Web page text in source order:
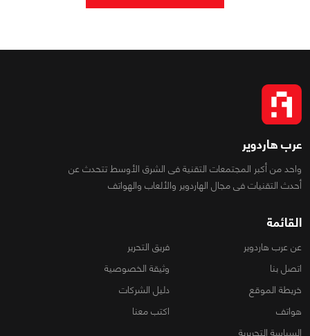
عرب هاردوير
واحد من أكبر المجتمعات التقنية فى الشرق الأوسط تتحدث عن
أحدث التقنيات فى مجال الهاردوير والألعاب والهواتف
القائمة
عن عرب هاردوير
فريق التحرير
اتصل بنا
وثيقة الخصوصية
خريطة الموقع
دليل الشركات
هواتف
اكتب معنا
السياسة التحريرية